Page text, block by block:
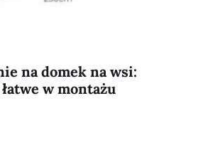
na domek na wsi:
w montażu